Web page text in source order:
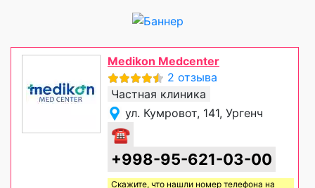
Medikon Medcenter
2 отзыва
Частная клиника
ул. Кумровот, 141, Ургенч
☎
+998-95-621-03-00
Скажите, что нашли номер телефона на